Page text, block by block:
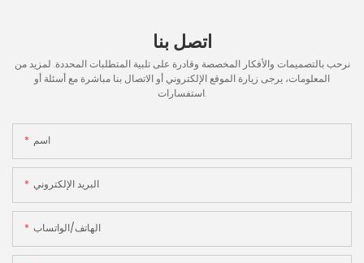
اتصل بنا
نرحب بالتصميمات والأفكار المخصصة وقادرة على تلبية المتطلبات المحددة. لمزيد من
المعلومات، يرجى زيارة الموقع الإلكتروني أو الاتصال بنا مباشرة مع أسئلة أو
استفسارات.
اسم
البريد الإلكتروني
الهاتف/الواتساب